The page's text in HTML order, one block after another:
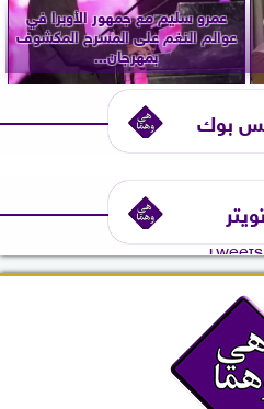
عمرو سليم مع جمهور الأوبرا في
عوالم النغم على المسرح المكشوف
بمهرجان...
بوك